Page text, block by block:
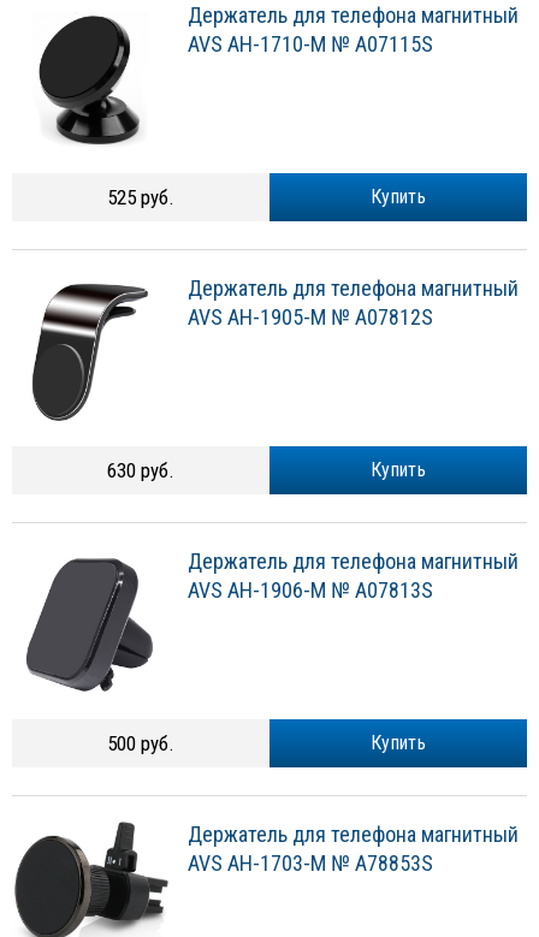
Держатель для телефона магнитный
AVS AH-1710-M № A07115S
Купить
525 руб.
Держатель для телефона магнитный
AVS AH-1905-M № A07812S
Купить
630 руб.
Держатель для телефона магнитный
AVS AH-1906-M № A07813S
Купить
500 руб.
Держатель для телефона магнитный
AVS AH-1703-M № A78853S